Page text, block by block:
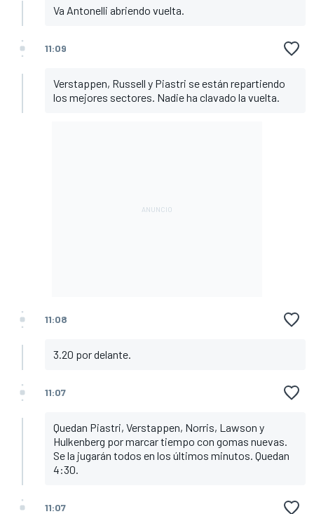
Va Antonelli abriendo vuelta.
11:09
Verstappen, Russell y Piastri se están repartiendo
los mejores sectores. Nadie ha clavado la vuelta.
11:08
3.20 por delante.
11:07
Quedan Piastri, Verstappen, Norris, Lawson y
Hulkenberg por marcar tiempo con gomas nuevas.
Se la jugarán todos en los últimos minutos. Quedan
4:30.
11:07